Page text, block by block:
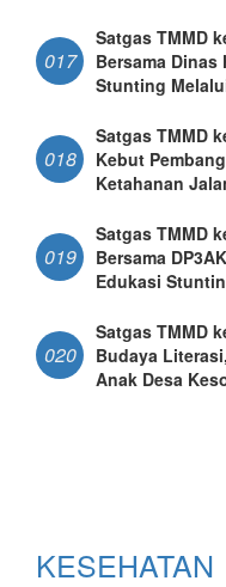
017
Satgas TMMD
Bersama Dinas
Stunting
018
Satgas TMMD
Kebut
Ketahanan
019
Satgas TMMD
Bersama
Edukasi
020
Satgas TMMD
Budaya
Anak Desa
KESEHATAN